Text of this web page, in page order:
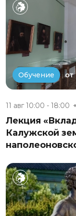
Обучение от
11 авг 10:00 - 18:00
Лекция
Калужской